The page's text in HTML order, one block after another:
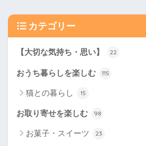
カテゴリー
【大切な気持ち・思い】 22
おうち暮らしを楽しむ 115
猫との暮らし 15
お取り寄せを楽しむ 98
お菓子・スイーツ 23